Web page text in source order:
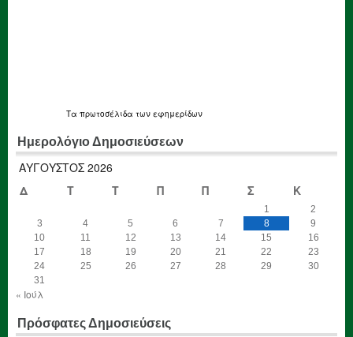
Τα πρωτοσέλιδα των εφημερίδων
Ημερολόγιο Δημοσιεύσεων
ΑΎΓΟΥΣΤΟΣ 2026
Δ
Τ Τ Π Π Σ Κ
1
2
3
4 5 6 7 8
9
10
11 12 13 14 15
16
17
18 19 20 21 22
23
24
25 26 27 28 29
30
31
« Ιούλ
Πρόσφατες Δημοσιεύσεις